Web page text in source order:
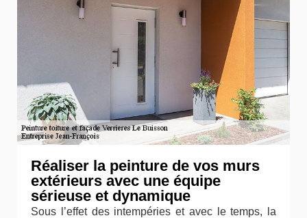
Réaliser la peinture de vos murs
extérieurs avec une équipe
sérieuse et dynamique
Sous l’effet des intempéries et avec le temps, la